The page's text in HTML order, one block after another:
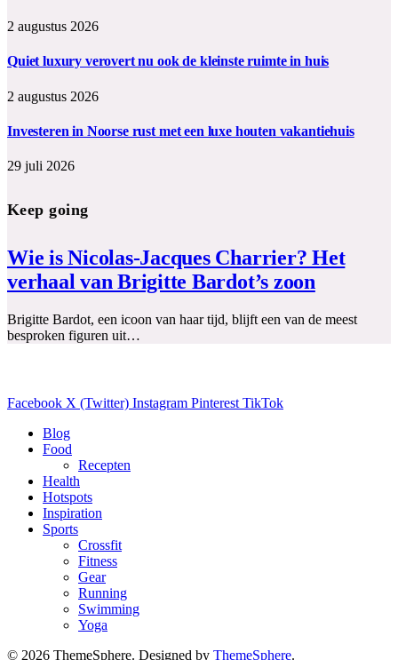
2 augustus 2026
Quiet luxury verovert nu ook de kleinste ruimte in huis
2 augustus 2026
Investeren in Noorse rust met een luxe houten vakantiehuis
29 juli 2026
Keep going
Wie is Nicolas-Jacques Charrier? Het
verhaal van Brigitte Bardot’s zoon
Brigitte Bardot, een icoon van haar tijd, blijft een van de meest
besproken figuren uit…
Facebook X (Twitter) Instagram Pinterest TikTok
Blog
Food
Recepten
Health
Hotspots
Inspiration
Sports
Crossfit
Fitness
Gear
Running
Swimming
Yoga
© 2026 ThemeSphere. Designed by ThemeSphere.